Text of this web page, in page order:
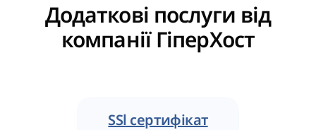
Додаткові послуги від
компанії ГіперХост
SSl сертифікат